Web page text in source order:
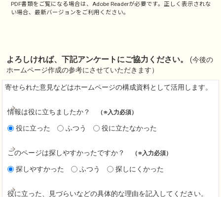
PDF書類をご覧になる場合は、Adobe Readerが必要です。正しく表示されな
い場合、最新バージョンをご利用ください。